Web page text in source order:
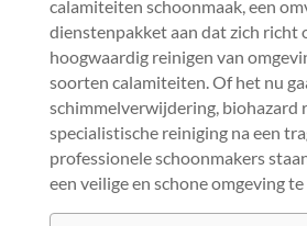
calamiteiten schoonmaak, een
dienstenpakket aan dat zich richt
hoogwaardig reinigen van
soorten calamiteiten.​ Of het nu
schimmelverwijdering, biohazard
specialistische reiniging na een
professionele schoonmakers
een veilige en schone omgeving